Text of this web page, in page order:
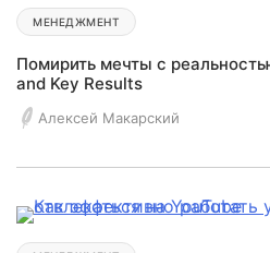
МЕНЕДЖМЕНТ
Помирить мечты с
and Key Results
Алексей Макарский